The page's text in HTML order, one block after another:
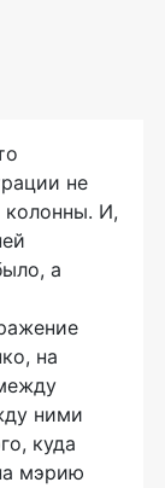
не
колонны. И,
а
на
ними
куда
мэрию